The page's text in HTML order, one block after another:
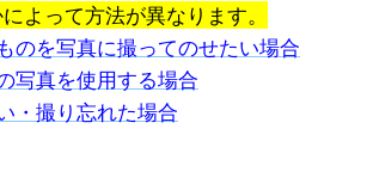
よって方法が異なります。
のを写真に撮ってのせたい場合
写真を使用する場合
・撮り忘れた場合